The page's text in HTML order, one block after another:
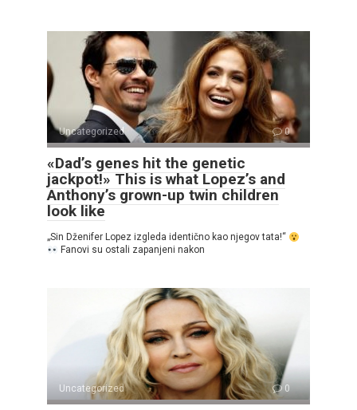
Uncategorized 0
«Dad’s genes hit the genetic
jackpot!» This is what Lopez’s and
Anthony’s grown-up twin children
look like
„Sin Dženifer Lopez izgleda identično kao njegov tata!“
Fanovi su ostali zapanjeni nakon
Uncategorized 0